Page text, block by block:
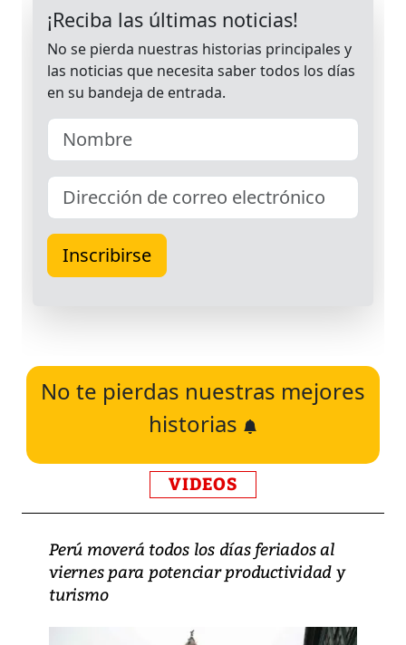
No te pierdas nuestras mejores
historias
VIDEOS
Perú moverá todos los días feriados al
viernes para potenciar productividad y
turismo